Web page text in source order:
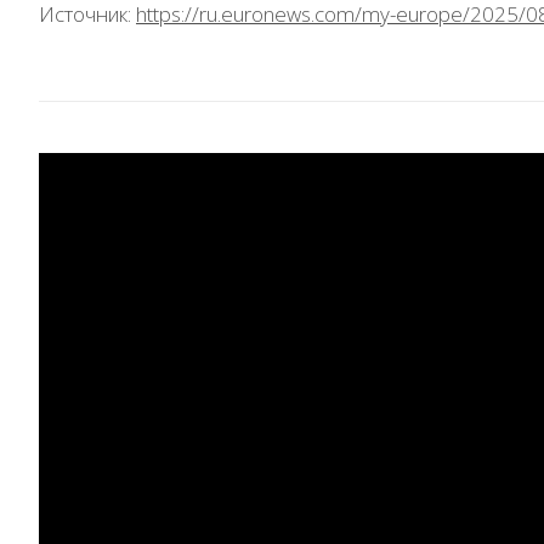
Источник: https://ru.euronews.com/my-europe/2025/